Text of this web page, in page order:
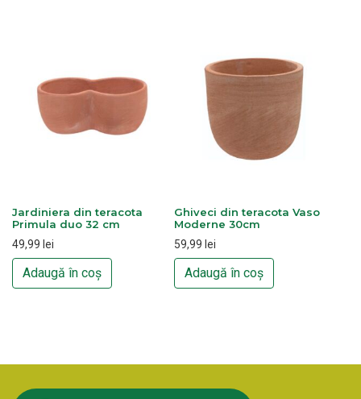
Jardiniera din teracota
Primula duo 32 cm
49,99 lei
Adaugă în coș
Ghiveci din teracota Vaso
Moderne 30cm
59,99 lei
Adaugă în coș